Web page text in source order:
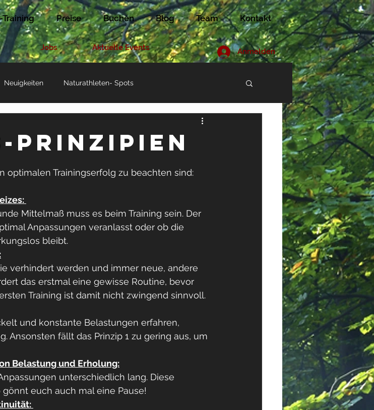
Training Preise Buchen Blog Team Kontakt
Jobs Aktuelle Events Anmelden
Neuigkeiten Naturathleten- Spots
prinzipien
optimalen Trainingserfolg zu beachten sind:
Mittelmaß muss es beim Training sein. Der
Anpassungen veranlasst oder ob die
bleibt.
verhindert werden und immer neue, andere
das erstmal eine gewisse Routine, bevor
Training ist damit nicht zwingend sinnvoll.
und konstante Belastungen erfahren,
Ansonsten fällt das Prinzip 1 zu gering aus, um
Belastung und Erholung:
unterschiedlich lang. Diese
euch auch mal eine Pause!